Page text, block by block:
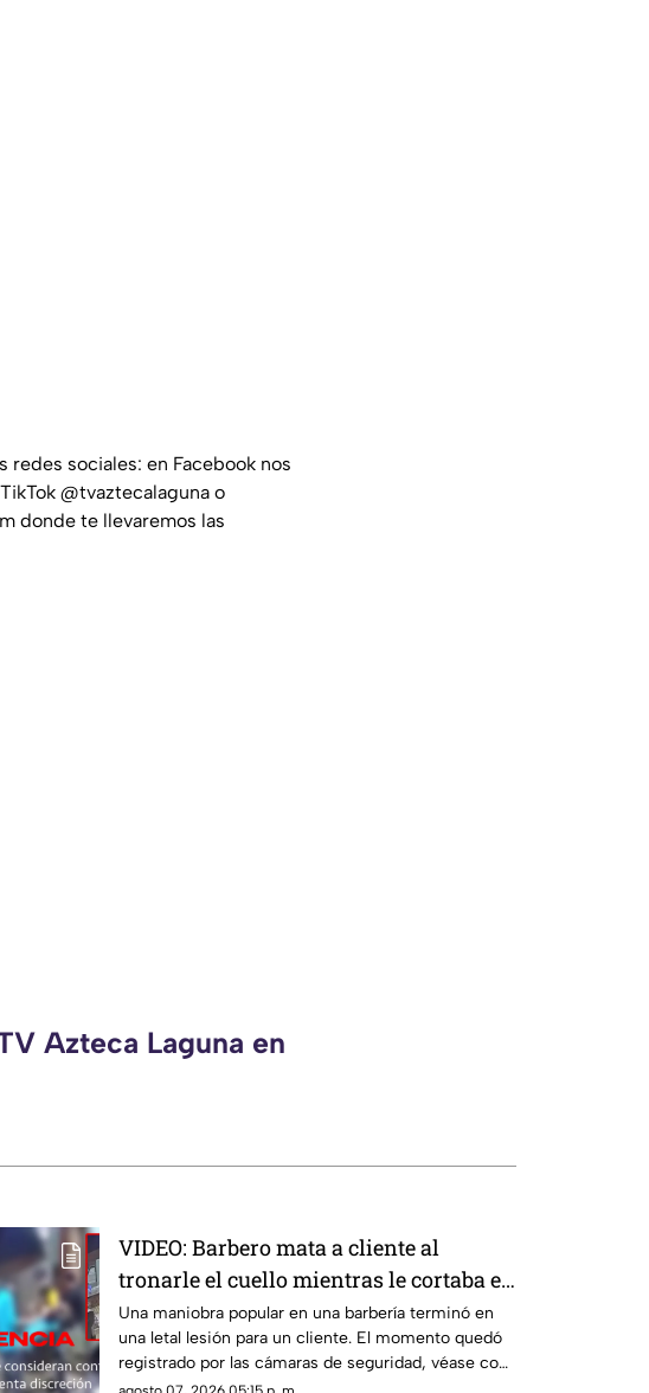
redes sociales: en Facebook nos
@tvaztecalaguna o
donde te llevaremos las
Azteca Laguna en
VIDEO: Barbero mata a cliente al
tronarle el cuello mientras le cortaba el
cabello
Una maniobra popular en una barbería terminó en
una letal lesión para un cliente. El momento quedó
registrado por las cámaras de seguridad, véase con
precaución.